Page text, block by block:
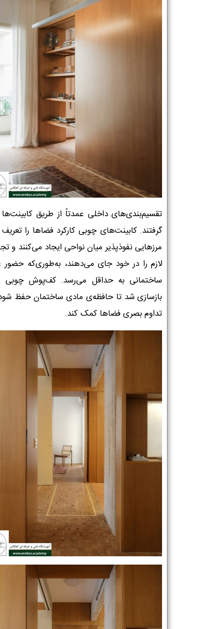
تقسیم‌بندی‌های داخلی عمدتاً از طریق
گرفتند. کابینت‌های چوبی کارکرد فضاها را تعریف
مرزهایی نفوذپذیر میان نواحی ایجاد می‌کنند و
لازم را در خود جای می‌دهند، به‌طوری‌که حضور
ساختمانی به حداقل می‌رسد. کف‌پوش چوبی
بازسازی شد تا حافظه‌ی مادی ساختمان حفظ
تداوم بصری فضاها کمک کند.